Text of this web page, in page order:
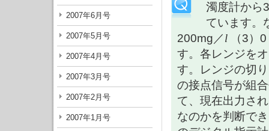
2007年6月号
2007年5月号
2007年4月号
2007年3月号
2007年2月号
2007年1月号
濁度計から
ています。
200mg／l （3）
す。各レンジを
す。レンジの切
の接点信号が組
て、現在出力さ
なのかを判断で